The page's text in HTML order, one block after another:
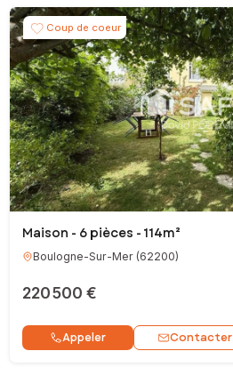
Coup de coeur
Maison - 6 pièces - 114m²
Boulogne-Sur-Mer(62200)
220 500 €
Appeler Contacter